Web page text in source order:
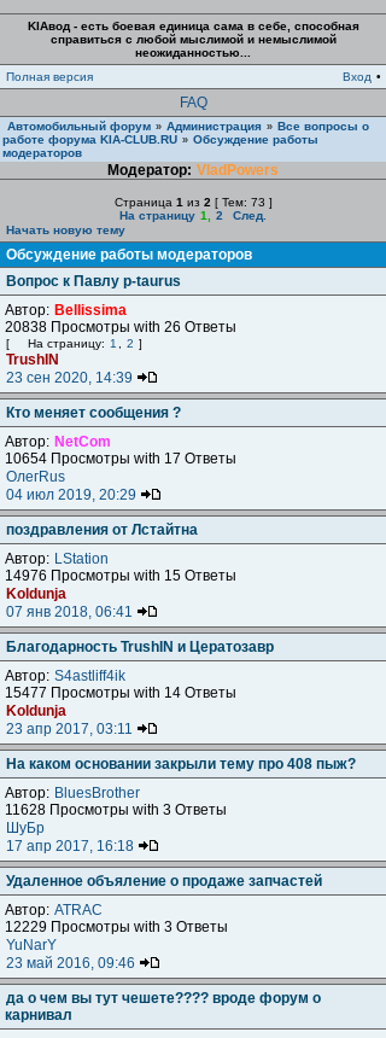
KIAвод - есть боевая единица сама в себе, способная
справиться с любой мыслимой и немыслимой
неожиданностью...
Полная версия
Вход •
FAQ
Автомобильный форум » Администрация » Все вопросы о
работе форума KIA-CLUB.RU » Обсуждение работы
модераторов
Модератор: VladPowers
Страница 1 из 2 [ Тем: 73 ]
На страницу 1 2
След.
Начать новую тему
Обсуждение работы модераторов
Вопрос к Павлу p-taurus
Автор: Bellissima
20838 Просмотры with 26 Ответы
[ На страницу: 1 2 ]
TrushIN
23 сен 2020, 14:39
Кто меняет сообщения ?
Автор: NetCom
10654 Просмотры with 17 Ответы
ОлегRus
04 июл 2019, 20:29
поздравления от Лстайтна
Автор: LStation
14976 Просмотры with 15 Ответы
Koldunja
07 янв 2018, 06:41
Благодарность TrushIN и Цератозавр
Автор: S4astliff4ik
15477 Просмотры with 14 Ответы
Koldunja
23 апр 2017, 03:11
На каком основании закрыли тему про 408 пыж?
Автор: BluesBrother
11628 Просмотры with 3 Ответы
ШуБр
17 апр 2017, 16:18
Удаленное объяление о продаже запчастей
Автор: ATRAC
12229 Просмотры with 3 Ответы
YuNarY
23 май 2016, 09:46
да о чем вы тут чешете???? вроде форум о
карнивал